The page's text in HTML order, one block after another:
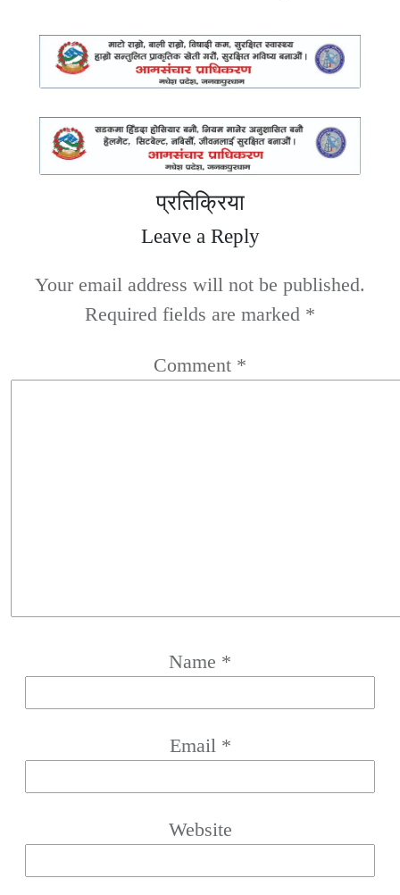
प्रतिक्रिया
Leave a Reply
Your email address will not be published.
Required fields are marked *
Comment *
Name *
Email *
Website